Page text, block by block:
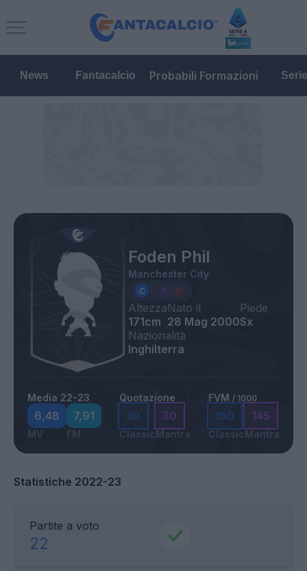
News Fantacalcio Probabili Formazioni
Foden Phil
Manchester City
Altezza
171cm
Nato il
28 Mag 2000
Piede
Sx
Nazionalità
Inghilterra
Media 22-23
6,48
MV
7,91
FM
Quotazione
30
Classic
30
Mantra
FVM / 1000
150
Classic
145
Mantra
Statistiche 2022-23
Partite a voto
22